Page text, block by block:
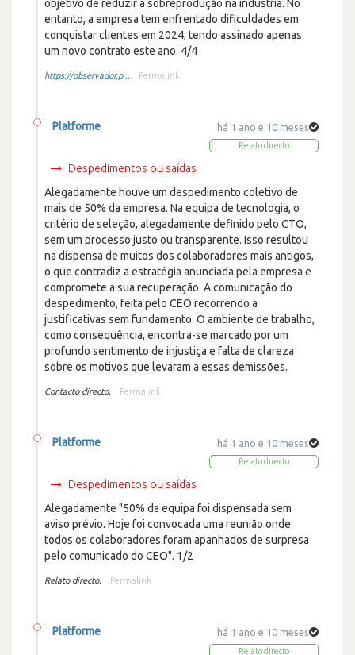
objetivo de reduzir a sobreprodução na indústria. No
entanto, a empresa tem enfrentado dificuldades em
conquistar clientes em 2024, tendo assinado apenas
um novo contrato este ano. 4/4
https://observador.p... Permalink
há 1 ano e 10 meses
Relato directo
Platforme
Despedimentos ou saídas
Alegadamente houve um despedimento coletivo de
mais de 50% da empresa. Na equipa de tecnologia, o
critério de seleção, alegadamente definido pelo CTO,
sem um processo justo ou transparente. Isso resultou
na dispensa de muitos dos colaboradores mais antigos,
o que contradiz a estratégia anunciada pela empresa e
compromete a sua recuperação. A comunicação do
despedimento, feita pelo CEO recorrendo a
justificativas sem fundamento. O ambiente de trabalho,
como consequência, encontra-se marcado por um
profundo sentimento de injustiça e falta de clareza
sobre os motivos que levaram a essas demissões.
Contacto directo. Permalink
há 1 ano e 10 meses
Relato directo
Platforme
Despedimentos ou saídas
Alegadamente "50% da equipa foi dispensada sem
aviso prévio. Hoje foi convocada uma reunião onde
todos os colaboradores foram apanhados de surpresa
pelo comunicado do CEO". 1/2
Relato directo. Permalink
há 1 ano e 10 meses
Relato directo
Platforme